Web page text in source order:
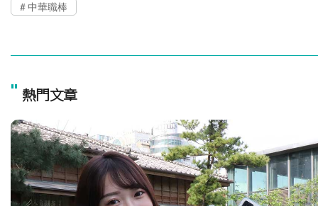
中華職棒
" 熱門文章